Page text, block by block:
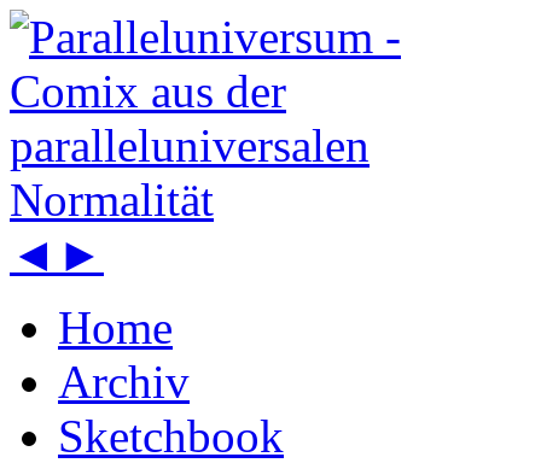
◄ ►
Home
Archiv
Sketchbook